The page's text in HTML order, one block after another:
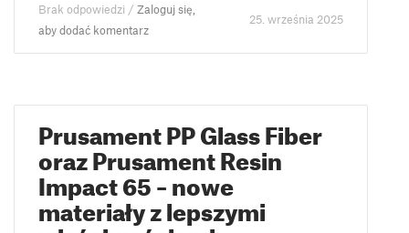
Brak odpowiedzi /Zaloguj się,
aby dodać komentarz
25. września 2025
Prusament PP Glass Fiber
oraz Prusament Resin
Impact 65 – nowe
materiały z lepszymi